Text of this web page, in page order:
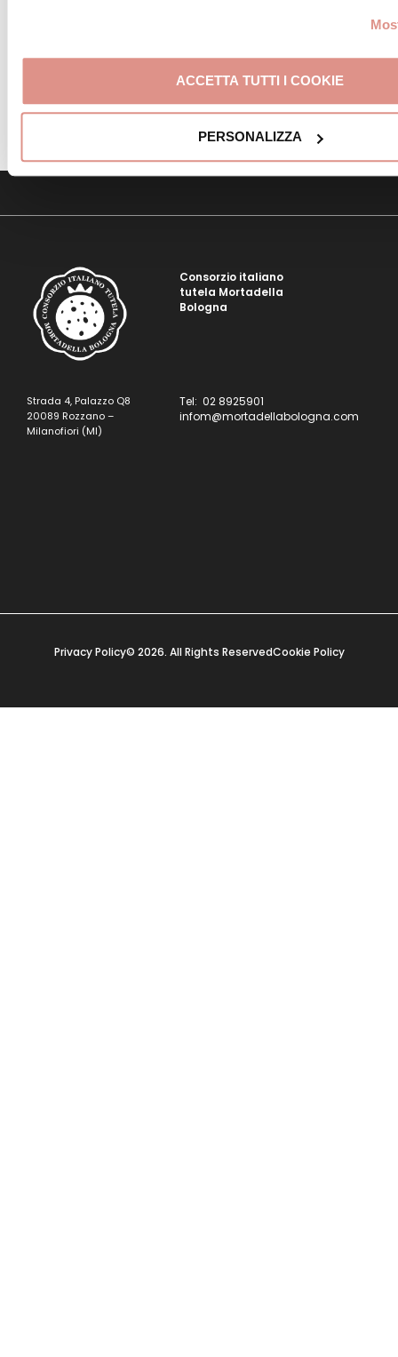
ACCETTA TUTTI I COOKIE
PERSONALIZZA
ISCRIVIMI ALLA NEWSLETTER
Consorzio italiano
tutela Mortadella
Bologna
Strada 4, Palazzo Q8
20089 Rozzano –
Milanofiori (MI)
Tel: 02 8925901
infom@mortadellabologna.com
Privacy Policy© 2026. All Rights ReservedCookie Policy